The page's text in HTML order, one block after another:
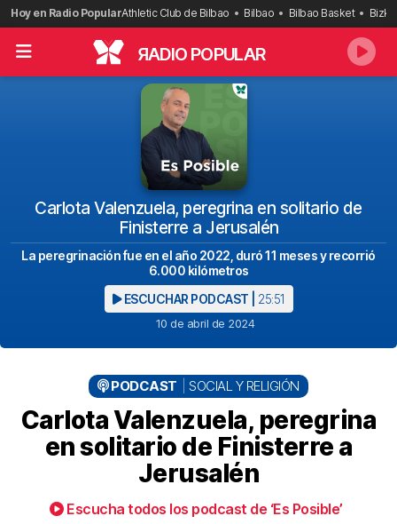
Saltar
al
contenido
Hoy en Radio PopularAthletic Club de Bilbao Bilbao Bilbao Basket
RADIO POPULAR
Carlota Valenzuela, peregrina en solitario de
Finisterre a Jerusalén
La peregrinación fue en el año 2022, duró 11 meses y recorrió
6.000 kilómetros
ESCUCHAR PODCAST | 25:51
10 de abril de 2024
PODCAST SOCIAL Y RELIGIÓN
Carlota Valenzuela, peregrina
en solitario de Finisterre a
Jerusalén
Escucha todos los podcast de ‘Es Posible’